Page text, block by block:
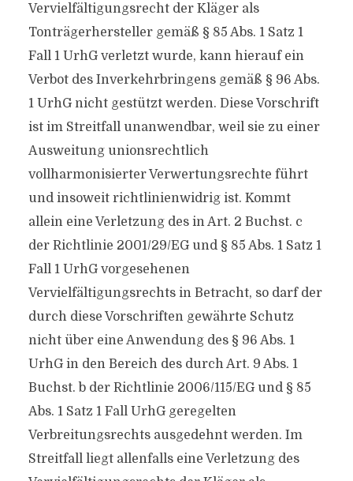
Vervielfältigungsrecht der Kläger als
Tonträgerhersteller gemäß § 85 Abs. 1 Satz 1
Fall 1 UrhG verletzt wurde, kann hierauf ein
Verbot des Inverkehrbringens gemäß § 96 Abs.
1 UrhG nicht gestützt werden. Diese Vorschrift
ist im Streitfall unanwendbar, weil sie zu einer
Ausweitung unionsrechtlich
vollharmonisierter Verwertungsrechte führt
und insoweit richtlinienwidrig ist. Kommt
allein eine Verletzung des in Art. 2 Buchst. c
der Richtlinie 2001/29/EG und § 85 Abs. 1 Satz 1
Fall 1 UrhG vorgesehenen
Vervielfältigungsrechts in Betracht, so darf der
durch diese Vorschriften gewährte Schutz
nicht über eine Anwendung des § 96 Abs. 1
UrhG in den Bereich des durch Art. 9 Abs. 1
Buchst. b der Richtlinie 2006/115/EG und § 85
Abs. 1 Satz 1 Fall UrhG geregelten
Verbreitungsrechts ausgedehnt werden. Im
Streitfall liegt allenfalls eine Verletzung des